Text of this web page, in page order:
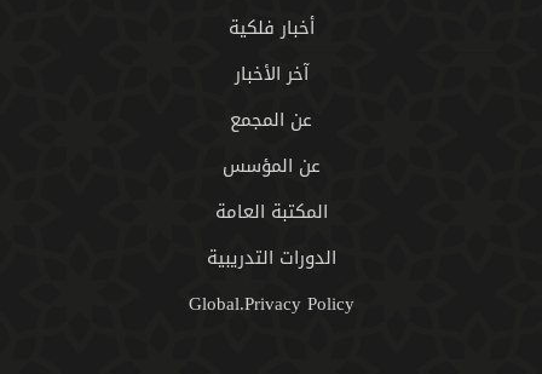
أخبار فلكية
آخر الأخبار
عن المجمع
عن المؤسس
المكتبة العامة
الدورات التدريبية
Global.Privacy Policy